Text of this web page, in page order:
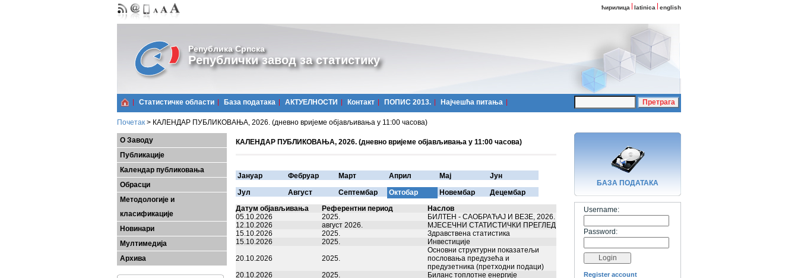
ћирилица latinica english
Република Српска
Републички завод за статистику
Статистичке области Базa података АКТУЕЛНОСТИ Контакт ПОПИС 2013. Најчешћa питања
Почетак > КАЛЕНДАР ПУБЛИКОВАЊА, 2026. (дневно вријеме објављивања у 11:00 часова)
О Заводу
Публикације
Календар публиковања
Обрасци
Методологије и
класификације
Новинари
Мултимедија
Архива
КАЛЕНДАР ПУБЛИКОВАЊА, 2026. (дневно вријеме објављивања у 11:00 часова)
Јануар Фебруар Март Април Мај
Јун
Јул
Август Септембар Октобар Новембар
Децембар
Датум објављивања
Референтни период
Наслов
05.10.2026
2025.
БИЛТЕН - САОБРАЋАЈ И ВЕЗЕ, 2026.
12.10.2026
август 2026.
МЈЕСЕЧНИ СТАТИСТИЧКИ ПРЕГЛЕД
15.10.2026
2025.
Здравствена статистика
15.10.2026
2025.
Инвестиције
20.10.2026
2025.
Основни структурни показатељи
пословања предузећа и
предузетника (претходни подаци)
20.10.2026
2025.
Биланс топлотне енергије
БАЗA ПОДАТАКА
Username:
Password:
Register account